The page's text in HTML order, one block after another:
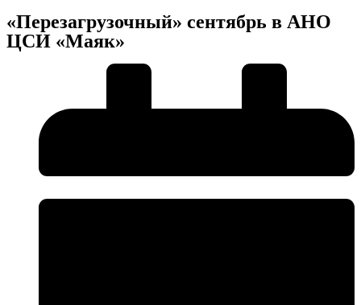
«Перезагрузочный» сентябрь в АНО
ЦСИ «Маяк»